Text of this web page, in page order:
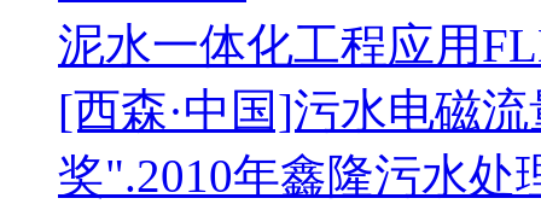
泥水一体化工程应用
[西森·中国]污水电磁
奖".2010年鑫隆污水处